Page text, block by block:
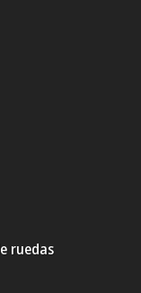
ruedas